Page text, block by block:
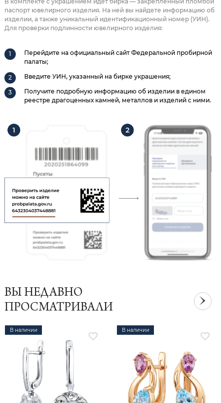
паспорт ювелирного изделия. На ней вы найдете информацию об
изделии, а также уникальный идентификационный номер (УИН).
Для проверки подлинности ювелирного изделия:
Перейдите на официальный сайт Федеральной пробирной
палаты;
Введите УИН, указанный на бирке украшения;
Получите подробную информацию об изделии в едином
реестре драгоценных камней, металлов и изделий с ними.
ВЫ НЕДАВНО
ПРОСМАТРИВАЛИ
В наличии В наличии